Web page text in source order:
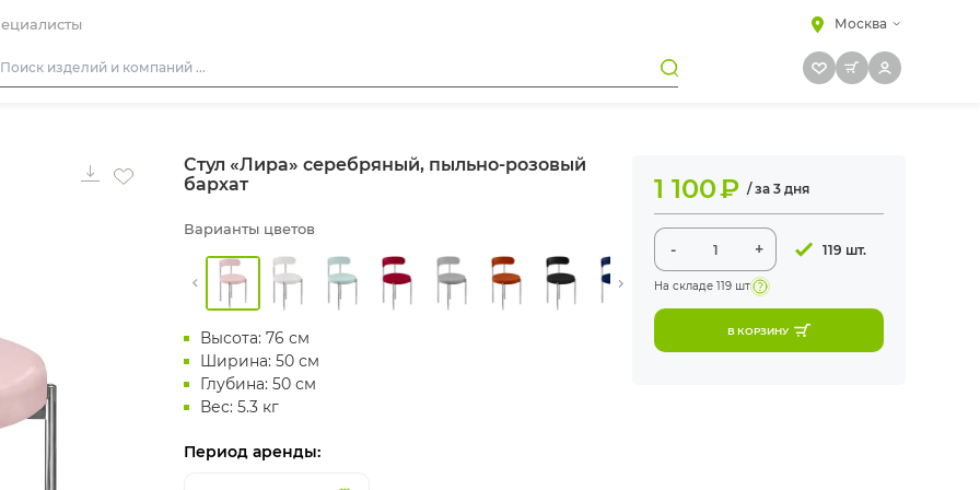
Москва
Фуршетная мебель
Барная мебель
Стул «Лира» серебряный, пыльно-розовый
бархат
Варианты цветов
Высота: 76 см
Ширина: 50 см
Глубина: 50 см
Вес: 5.3 кг
Период аренды:
1 100₽ / за 3 дня
- + 119 шт.
На складе 119 шт
В КОРЗИНУ